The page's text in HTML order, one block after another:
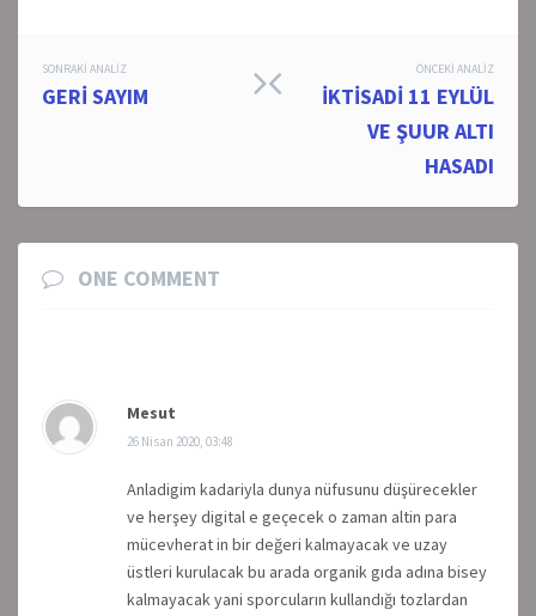
Post
ÖNCEKI ANALIZ
İKTİSADİ 11 EYLÜL
VE ŞUUR ALTI
HASADI
SONRAKI ANALIZ
GERİ SAYIM
ONE COMMENT
Mesut
26 Nisan 2020, 03:48
Anladigim kadariyla dunya nüfusunu düşürecekler
ve herşey digital e geçecek o zaman altin para
mücevherat in bir değeri kalmayacak ve uzay
üstleri kurulacak bu arada organik gıda adına bisey
kalmayacak yani sporcuların kullandığı tozlardan